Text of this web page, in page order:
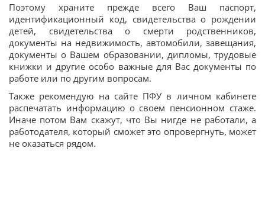
Поэтому храните прежде всего Ваш паспорт,
идентификационный код, свидетельства о рождении
детей, свидетельства о смерти родственников,
документы на недвижимость, автомобили, завещания,
документы о Вашем образовании, дипломы, трудовые
книжки и другие особо важные для Вас документы по
работе или по другим вопросам.
Также рекомендую на сайте ПФУ в личном кабинете
распечатать информацию о своем пенсионном стаже.
Иначе потом Вам скажут, что Вы нигде не работали, а
работодателя, который сможет это опровергнуть, может
не оказаться рядом.